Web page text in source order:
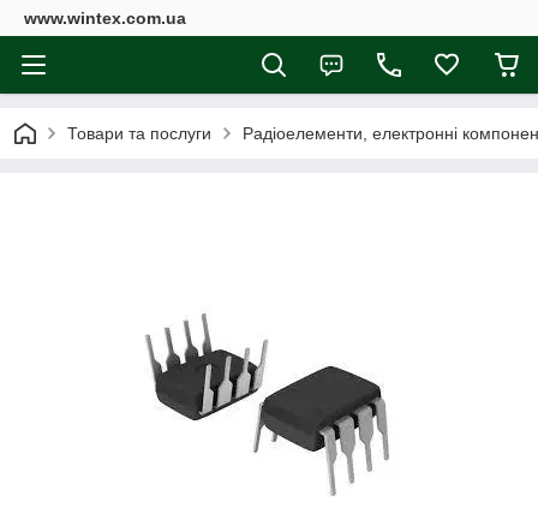
www.wintex.com.ua
Товари та послуги Радіоелементи, електронні